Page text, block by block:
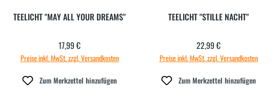
TEELICHT "MAY ALL YOUR DREAMS"
Regulärer Preis:
17,99 €
Preise inkl. MwSt. zzgl. Versandkosten
Zum Merkzettel hinzufügen
TEELICHT "STILLE NACHT"
Regulärer Preis:
22,99 €
Preise inkl. MwSt. zzgl. Versandkosten
Zum Merkzettel hinzufügen